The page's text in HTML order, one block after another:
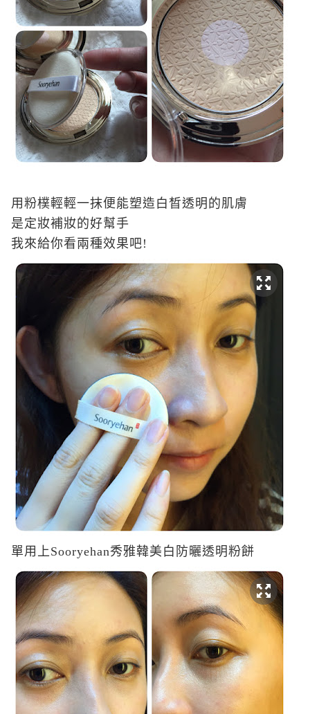
用粉樸輕輕一抹便能塑造白晳透明的肌膚
是定妝補妝的好幫手
我來給你看兩種效果吧!
單用上Sooryehan秀雅韓美白防曬透明粉餅